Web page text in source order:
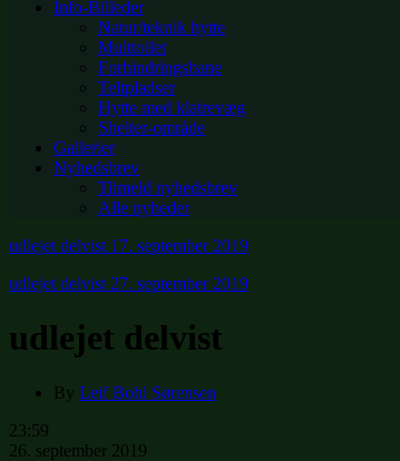
Info-Billeder
Natur/teknik hytte
Multtoilet
Forhindringsbane
Teltpladser
Hytte med klatrevæg
Shelter-område
Gallerier
Nyhedsbrev
Tilmeld nyhedsbrev
Alle nyheder
udlejet delvist 17. september 2019
udlejet delvist 27. september 2019
udlejet delvist
By Leif Bohl Sørensen
udlejet
delvist
23:59
26. september 2019